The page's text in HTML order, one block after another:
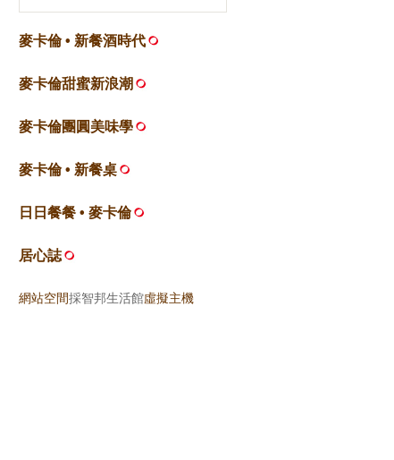
麥卡倫 • 新餐酒時代
麥卡倫甜蜜新浪潮
麥卡倫團圓美味學
麥卡倫 • 新餐桌
日日餐餐 • 麥卡倫
居心誌
網站空間採智邦生活館虛擬主機